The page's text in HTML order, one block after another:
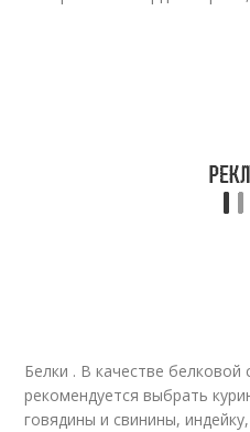
Белки . В качестве
рекомендуется выбрать
говядины и свинины,